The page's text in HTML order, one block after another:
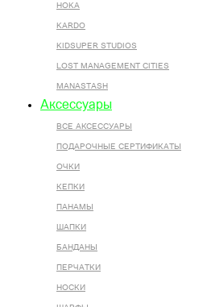
HOKA
KARDO
KIDSUPER STUDIOS
LOST MANAGEMENT CITIES
MANASTASH
Аксессуары
ВСЕ AКСЕССУАРЫ
ПОДАРОЧНЫЕ СЕРТИФИКАТЫ
ОЧКИ
КЕПКИ
ПАНАМЫ
ШАПКИ
БАНДАНЫ
ПЕРЧАТКИ
НОСКИ